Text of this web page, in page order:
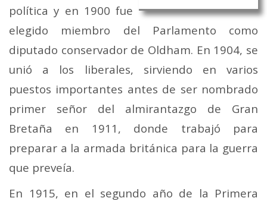
política y en 1900 fue
elegido miembro del Parlamento como
diputado conservador de Oldham. En 1904, se
unió a los liberales, sirviendo en varios
puestos importantes antes de ser nombrado
primer señor del almirantazgo de Gran
Bretaña en 1911, donde trabajó para
preparar a la armada británica para la guerra
que preveía.
En 1915, en el segundo año de la Primera